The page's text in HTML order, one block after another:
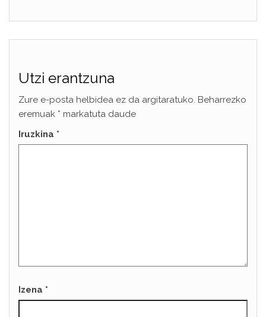
Utzi erantzuna
Zure e-posta helbidea ez da argitaratuko. Beharrezko
eremuak * markatuta daude
Iruzkina *
Izena *